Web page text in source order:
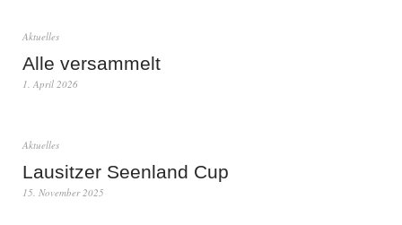
Aktuelles
Alle versammelt
1. April 2026
Aktuelles
Lausitzer Seenland Cup
15. November 2025